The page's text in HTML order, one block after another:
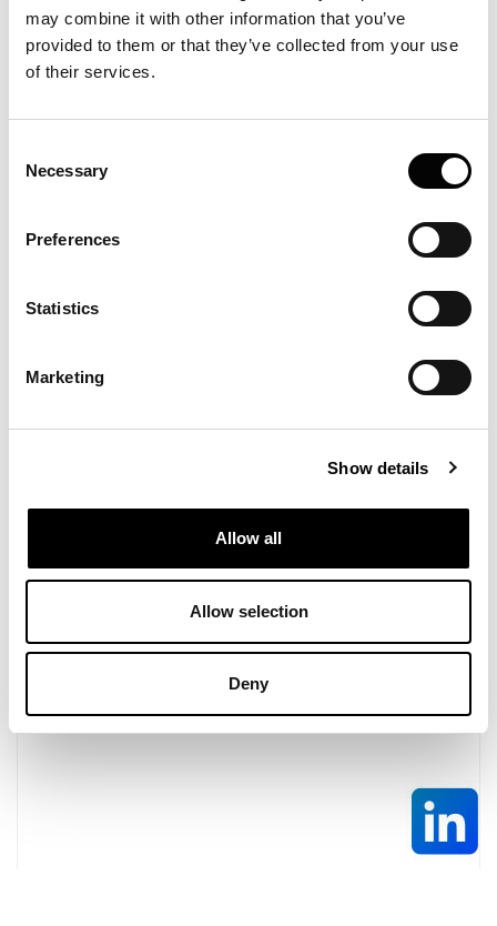
may combine it with other information that you’ve
provided to them or that they’ve collected from your use
of their services.
Selection
Necessary
Preferences
Statistics
Marketing
Show details
Allow all
Allow selection
Deny
Sfoglia le edizioni passate con le presentazioni
anno per anno
Leggi le newsletter inviate
Vai al canale Linkedin delle Giornate Cardiologiche